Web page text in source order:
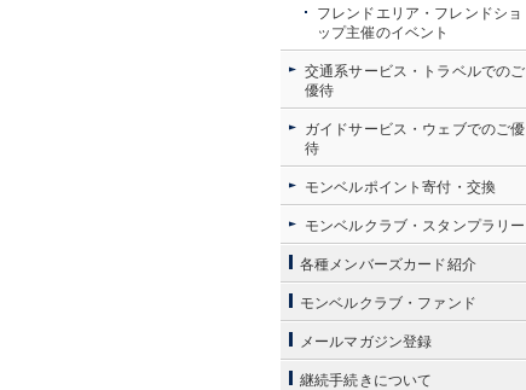
フレンドエリア・フレンドショ
ップ主催のイベント
交通系サービス・トラベルでのご
優待
ガイドサービス・ウェブでのご優
待
モンベルポイント寄付・交換
モンベルクラブ・スタンプラリー
各種メンバーズカード紹介
モンベルクラブ・ファンド
メールマガジン登録
継続手続きについて